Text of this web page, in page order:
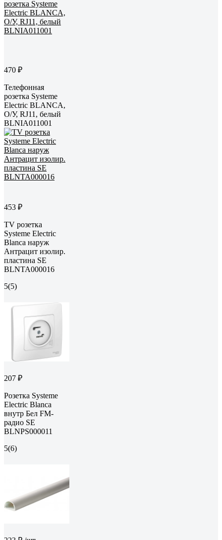
470 ₽
Телефонная
розетка Systeme
Electric BLANCA,
О/У, RJ11, белый
BLNIA011001
453 ₽
TV розетка
Systeme Electric
Blanca наруж
Антрацит изолир.
пластина SE
BLNTA000016
5(5)
207 ₽
Розетка Systeme
Electric Blanca
внутр Бел FM-
радио SE
BLNPS000011
5(6)